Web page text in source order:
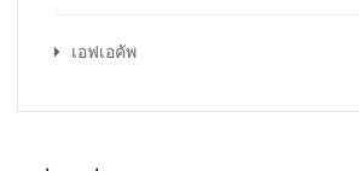
เอฟเอคัพ